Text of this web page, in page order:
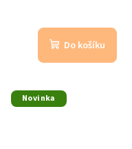
Do košíku
Novinka